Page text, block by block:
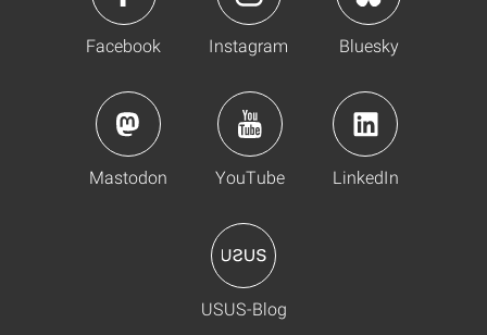
Facebook Instagram Bluesky
Mastodon YouTube LinkedIn
USUS-Blog